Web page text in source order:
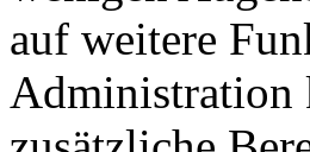
auf weitere
Administration